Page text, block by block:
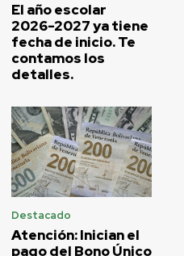
El año escolar
2026-2027 ya tiene
fecha de inicio. Te
contamos los
detalles.
Destacado
Atención: Inician el
pago del Bono Único